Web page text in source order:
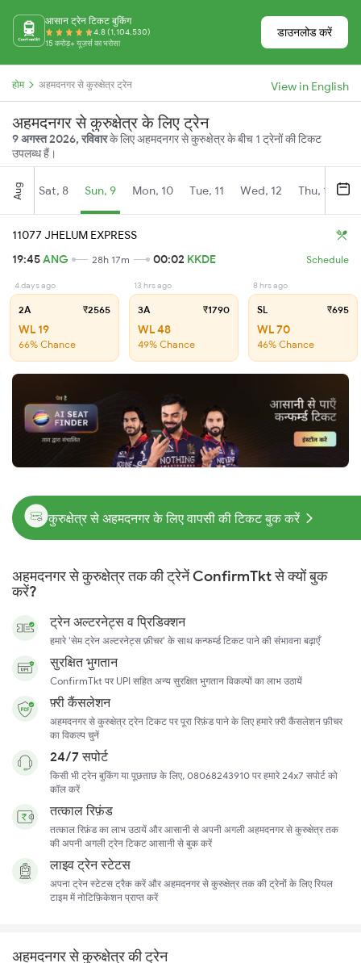
आसान ट्रेन टिकट बुकिंग
4.8 (1,104,530)
15 करोड़+ यूज़र्स का भरोसा
डाउनलोड करें
होम अहमदनगर से कुरुक्षेत्र ट्रेन View in English
अहमदनगर से कुरुक्षेत्र के लिए ट्रेन
9 अगस्त 2026, रविवारके लिए अहमदनगर से कुरुक्षेत्र के बीच 1 ट्रेनों की टिकट
उपलब्ध हैं।
Aug Sat, 8 Sun, 9 Mon, 10 Tue, 11 Wed, 12 Thu, 13
11077 JHELUM EXPRESS
19:45ANG 28h 17m 00:02 KKDE Schedule
4 days ago
2A ₹2565
WL 19
66% Chance
13 hrs ago
3A ₹1790
WL 48
49% Chance
8 hrs ago
SL ₹695
WL 70
46% Chance
कुरुक्षेत्र से अहमदनगर के लिए वापसी की टिकट बुक करें
अहमदनगर से कुरुक्षेत्र तक की ट्रेनें ConfirmTkt से क्यों बुक
करें?
ट्रेन अल्टरनेट्स व प्रिडिक्शन
हमारे 'सेम ट्रेन अल्टरनेट्स फ़ीचर' के साथ कन्फर्म्ड टिकट पाने की संभावना बढ़ाएँ
सुरक्षित भुगतान
ConfirmTkt पर UPI सहित अन्य सुरक्षित भुगतान विकल्पों का लाभ उठायें
फ़्री कैंसलेशन
अहमदनगर से कुरुक्षेत्र ट्रेन टिकट पर पूरा रिफ़ंड पाने के लिए हमारे फ़्री कैंसलेशन फ़ीचर
का विकल्प चुनें
24/7 सपोर्ट
किसी भी ट्रेन बुकिंग या पूछताछ के लिए, 08068243910 पर हमारे 24x7 सपोर्ट को
कॉल करें
तत्काल रिफ़ंड
तत्काल रिफ़ंड का लाभ उठायें और आसानी से अपनी अगली अहमदनगर से कुरुक्षेत्र तक
की अपनी अगली ट्रेन टिकट आसानी से बुक करें
लाइव ट्रेन स्टेटस
अपना ट्रेन स्टेटस ट्रैक करें और अहमदनगर से कुरुक्षेत्र तक की ट्रेनों के लिए रियल
टाइम में नोटिफ़िकेशन प्राप्त करें
अहमदनगर से कुरुक्षेत्र की ट्रेन